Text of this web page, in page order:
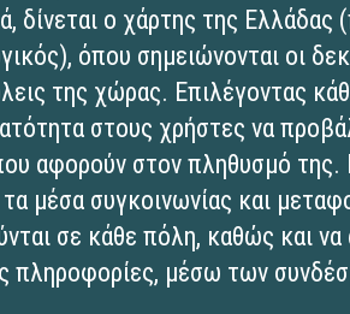
δίνεται ο χάρτης της Ελλάδας
όπου σημειώνονται οι
της χώρας. Επιλέγοντας
στους χρήστες να
αφορούν στον πληθυσμό της.
μέσα συγκοινωνίας και
σε κάθε πόλη, καθώς και να
πληροφορίες, μέσω των